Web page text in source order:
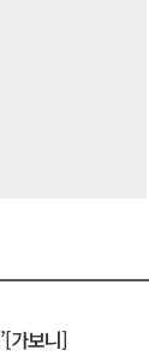
가보니]